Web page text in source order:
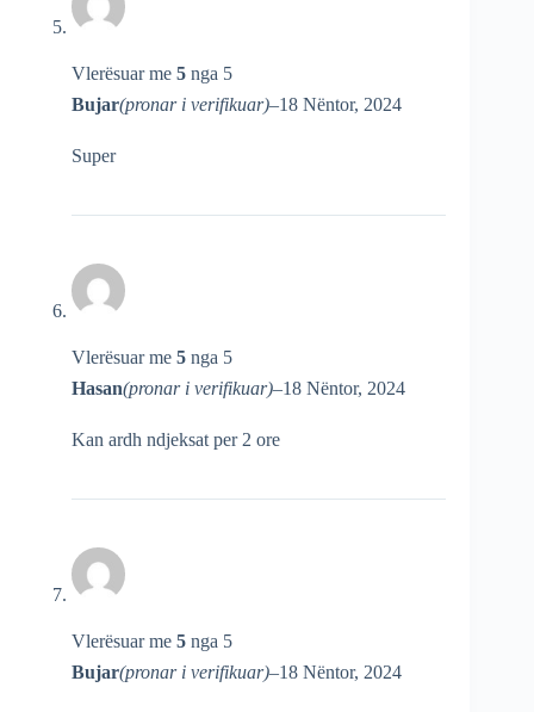
Vlerësuar me 5 nga 5
Bujar(pronar i verifikuar)–18 Nëntor, 2024
Super
Vlerësuar me 5 nga 5
Hasan(pronar i verifikuar)–18 Nëntor, 2024
Kan ardh ndjeksat per 2 ore
Vlerësuar me 5 nga 5
Bujar(pronar i verifikuar)–18 Nëntor, 2024